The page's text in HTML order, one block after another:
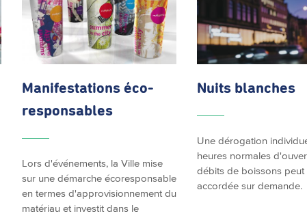
Manifestations éco-
responsables
Lors d'événements, la Ville mise
sur une démarche écoresponsable
en termes d'approvisionnement du
matériau et investit dans le
Nuits blanches
Une dérogation
heures normales
débits de boissons peut
accordée sur demande.